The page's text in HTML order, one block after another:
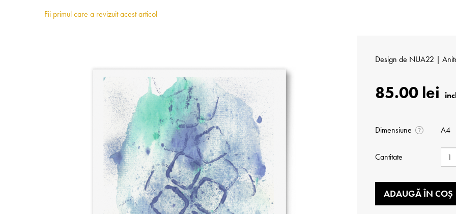
Fii primul care a revizuit acest articol
Design de NUA22 |
85.00 lei
Dimensiune ? A4
Cantitate
ADAUGĂ ÎN COȘ